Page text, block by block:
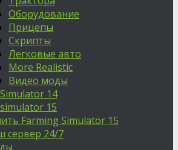
Оборудование
Прицепы
Скрипты
Легковые авто
More Realistic
Видео моды
14
15
Farming Simulator 15
сервер 24/7